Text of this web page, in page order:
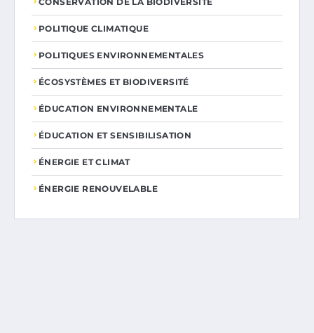
POLITIQUE CLIMATIQUE
POLITIQUES ENVIRONNEMENTALES
ÉCOSYSTÈMES ET BIODIVERSITÉ
ÉDUCATION ENVIRONNEMENTALE
ÉDUCATION ET SENSIBILISATION
ÉNERGIE ET CLIMAT
ÉNERGIE RENOUVELABLE